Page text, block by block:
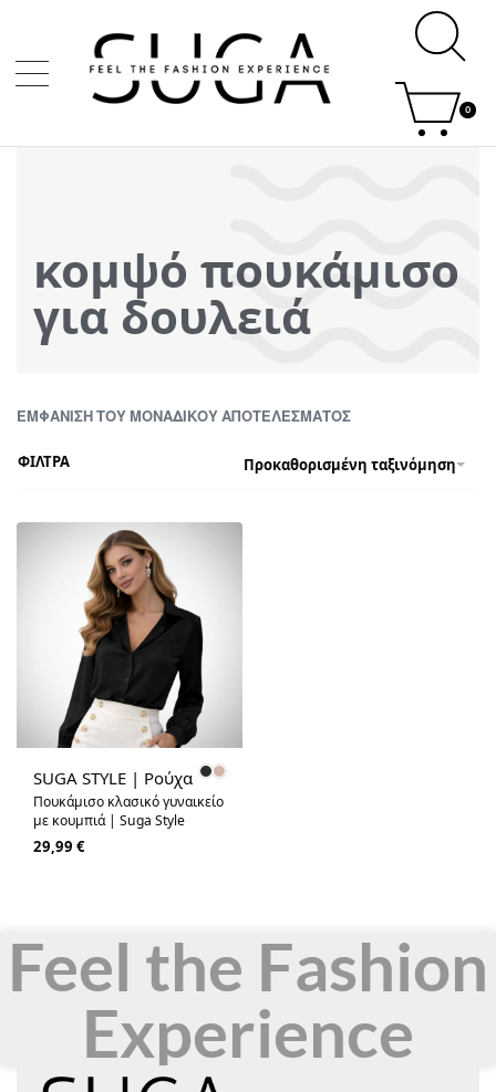
0
κομψό πουκάμισο
για δουλειά
ΕΜΦΆΝΙΣΗ ΤΟΥ ΜΟΝΑΔΙΚΟΎ ΑΠΟΤΕΛΈΣΜΑΤΟΣ
Προκαθορισμένη ταξινόμηση
ΦΙΛΤΡΑ
SUGA STYLE | Ρούχα
Πουκάμισο κλασικό γυναικείο
με κουμπιά | Suga Style
29,99 €
Feel the Fashion
Experience